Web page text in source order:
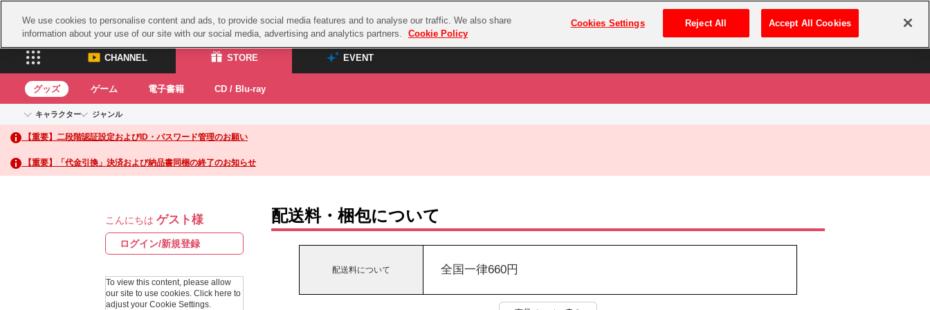
プレミアム会員とは ログイン・新規登録
CHANNEL STORE EVENT
CHANNEL
ASOBI CHANNEL TOP
STORE
ASOBI STORE TOP
グッズ
EVENT
ASOBI STAGE
グッズ ゲーム 電子書籍 CD / Blu-ray
キャラクター
アイドルマスターシリーズ
アイドルマスター
アイドルマスター シンデレラガールズ
アイドルマスター シャイニーカラーズ
学園アイドルマスター
プロジェクトアイマス ヴイアライヴ
テイルズ オブ シリーズ
ナムコクラシック
スサノオマジック
ガンダムシリーズ
ラブライブ！サンシャイン‼
アイドリッシュセブン
ジャンル
イベントグッズ
トイ・ホビー
【重要】二段階認証設定およびID・パスワード管理のお願い
【重要】「代金引換」決済および納品書同梱の終了のお知らせ
こんにちは ゲスト様
ログイン/新規登録
To view this content, please allow
our site to use cookies. Click here to
adjust your Cookie Settings.
配送料・梱包について
配送料について 全国一律660円
We use cookies to personalise content and ads, to provide social media features and to analyse our traffic. We also share
information about your use of our site with our social media, advertising and analytics partners.
Cookie Policy
Cookies Settings Reject All Accept All Cookies